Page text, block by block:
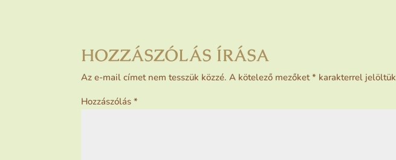
HOZZÁSZÓLÁS ÍRÁSA
Az e-mail címet nem tesszük közzé. A kötelező mezőket* karakterrel jelöltük
Hozzászólás*